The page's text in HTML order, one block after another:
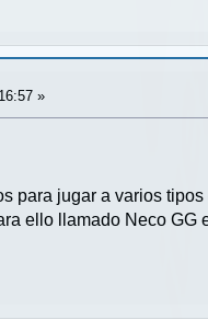
»
para jugar a varios
ello llamado Neco GG